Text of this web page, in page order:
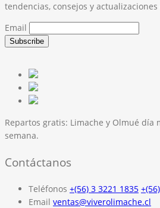
tendencias, consejos y actualizaciones
Email
Repartos gratis: Limache y Olmué día
semana.
Contáctanos
Teléfonos +(56) 3 3221 1835
Email ventas@viverolimache.cl